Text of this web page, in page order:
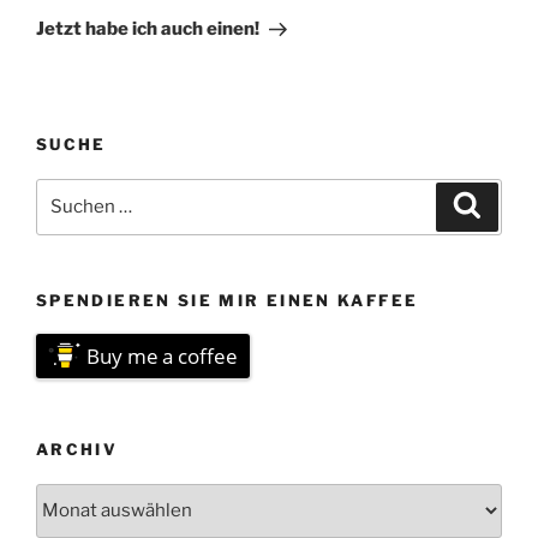
Beitrag
Jetzt habe ich auch einen!
SUCHE
nach:
SPENDIEREN SIE MIR EINEN KAFFEE
Buy me a coffee
ARCHIV